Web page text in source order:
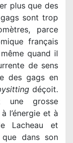
plus que des
sont trop
parce
français
quand il
de sens
des gags en
déçoit.
une grosse
l’énergie et à
Lacheau et
que dans son